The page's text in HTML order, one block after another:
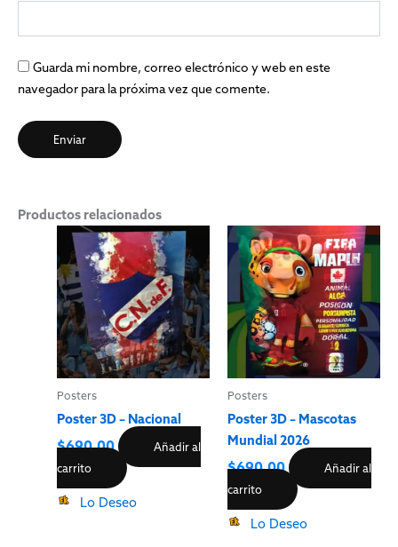
Guarda mi nombre, correo electrónico y web en este
navegador para la próxima vez que comente.
Productos relacionados
Posters
Poster 3D – Nacional
$690.00
Añadir al
carrito
Lo Deseo
Posters
Poster 3D – Mascotas
Mundial 2026
$690.00
Añadir al
carrito
Lo Deseo